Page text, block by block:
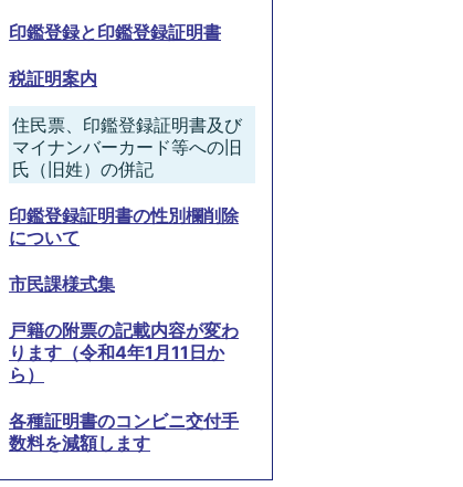
印鑑登録と印鑑登録証明書
税証明案内
住民票、印鑑登録証明書及び
マイナンバーカード等への旧
氏（旧姓）の併記
印鑑登録証明書の性別欄削除
について
市民課様式集
戸籍の附票の記載内容が変わ
ります（令和4年1月11日か
ら）
各種証明書のコンビニ交付手
数料を減額します